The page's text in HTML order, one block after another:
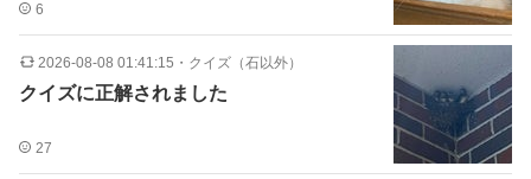
6
2026-08-08 01:41:15 ・ クイズ（石以外）
クイズに正解されました
27